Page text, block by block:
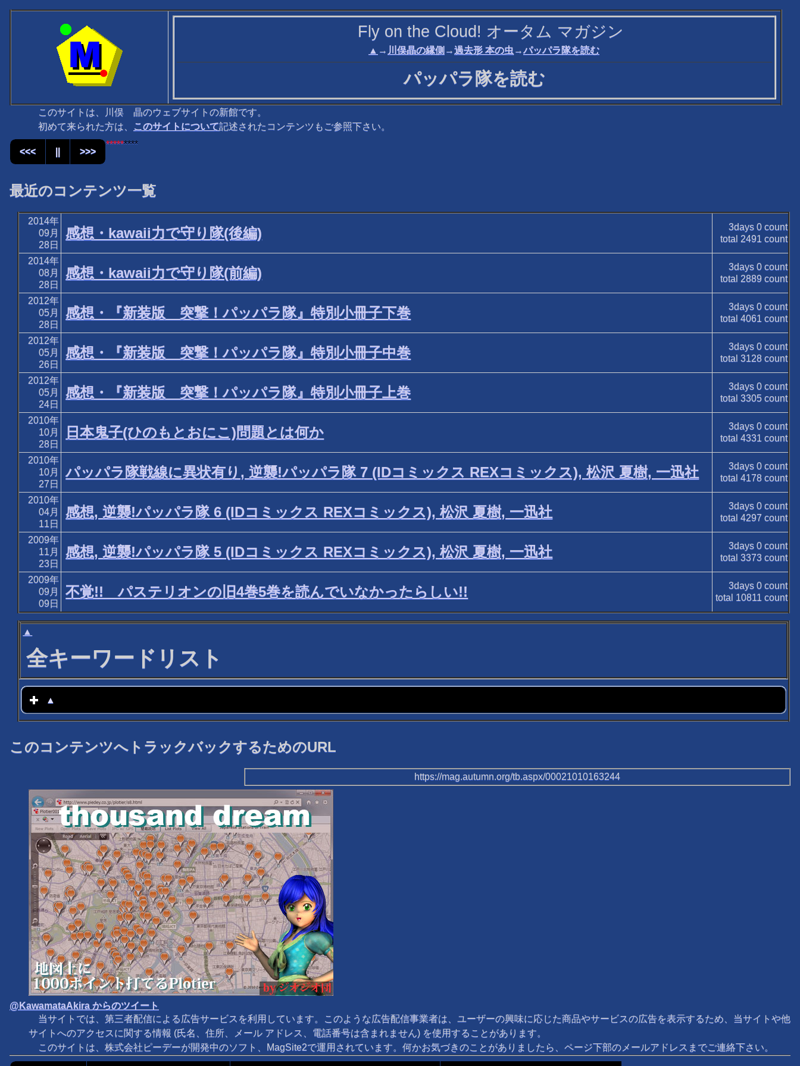
Fly on the Cloud! オータム マガジン
▲ → 川俣晶の縁側 →過去形 本の虫 →パッパラ隊を読む
パッパラ隊を読む
このサイトは、川俣 晶のウェブサイトの新館です。
初めて来られた方は、
このサイトについて記述されたコンテンツもご参照下さい。
<<< || >>>
*********
最近のコンテンツ一覧
2014年
09月
28日
感想・kawaii力で守り隊(後編) 3days 0count
total 2491 count
2014年
08月
28日
感想・kawaii力で守り隊(前編) 3days 0count
total 2889 count
2012年
05月
28日
感想・『新装版 突撃！パッパラ隊』特別小冊子下巻 3days 0count
total 4061 count
2012年
05月
26日
感想・『新装版 突撃！パッパラ隊』特別小冊子中巻 3days 0count
total 3128count
2012年
05月
24日
感想・『新装版 突撃！パッパラ隊』特別小冊子上巻 3days 0count
total 3305count
2010年
10月
28日
日本鬼子(ひのもとおにこ)問題とは何か 3days 0count
total 4331 count
2010年
10月
27日
パッパラ隊戦線に異状有り, 逆襲!パッパラ隊 7 (IDコミックス REXコミックス), 松沢 夏樹, 一迅社 3days 0count
total 4178count
2010年
04月
11日
感想, 逆襲!パッパラ隊 6 (IDコミックス REXコミックス), 松沢 夏樹, 一迅社 3days 0count
total 4297 count
2009年
11月
23日
感想, 逆襲!パッパラ隊 5 (IDコミックス REXコミックス), 松沢 夏樹, 一迅社 3days 0count
total 3373count
2009年
09月
09日
不覚!! パステリオンの旧4巻5巻を読んでいなかったらしい!! 3days 0count
total 10811 count
▲
全キーワードリスト
▲
このコンテンツへトラックバックするためのURL
https://mag.autumn.org/tb.aspx/00021010163244
@KawamataAkira からのツイート
当サイトでは、第三者配信による広告サービスを利用しています。このような広告配信事業者は、ユーザーの興味に応じた商品やサービスの広告を表示するため、当サイトや他
サイトへのアクセスに関する情報 (氏名、住所、メール アドレス、電話番号は含まれません) を使用することがあります。
このサイトは、株式会社ピーデーが開発中のソフト、MagSite2で運用されています。何かお気づきのことがありましたら、ページ下部のメールアドレスまでご連絡下さい。